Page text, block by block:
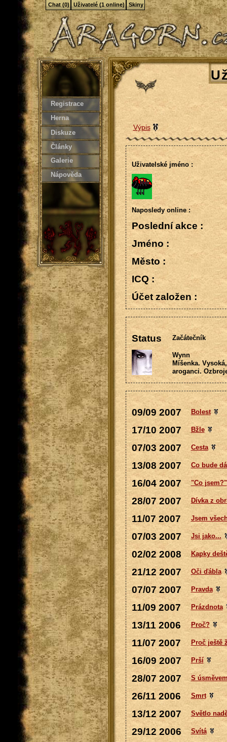
Registrace
Herna
Diskuze
Články
Galerie
Nápověda
Výpis
Uživatelské jméno :
Naposledy online :
Poslední akce :
Jméno :
Město :
ICQ :
Účet založen :
Status Začátečník
Wynn
Míšenka.
aroganci.
09/09 2007 Bolest
17/10 2007 Bžle
07/03 2007 Cesta
13/08 2007 Co bude
16/04 2007 "Co jsem?"
28/07 2007 Dívka z
11/07 2007 Jsem
07/03 2007 Jsi jako...
02/02 2008 Kapky
21/12 2007 Oči ďábla
07/07 2007 Pravda
11/09 2007 Prázdnota
13/11 2006 Proč?
11/07 2007 Proč ještě
16/09 2007 Prší
28/07 2007 S
26/11 2006 Smrt
13/12 2007 Světlo
29/12 2006 Svítá
Chat (0) Uživatelé (1 online) Skiny